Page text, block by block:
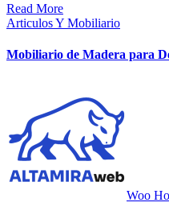
Read More
Articulos Y Mobiliario
Mobiliario de Madera para
Woo